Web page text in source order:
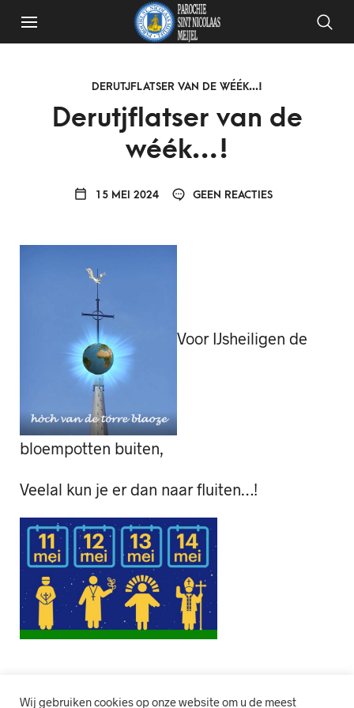
DERUTJFLATSER VAN DE WÉÉK...!
Derutjflatser van de
wéék…!
15 MEI 2024 GEEN REACTIES
Voor IJsheiligen de
bloempotten buiten,
Veelal kun je er dan naar fluiten…!
Wij gebruiken cookies op onze website om u de meest